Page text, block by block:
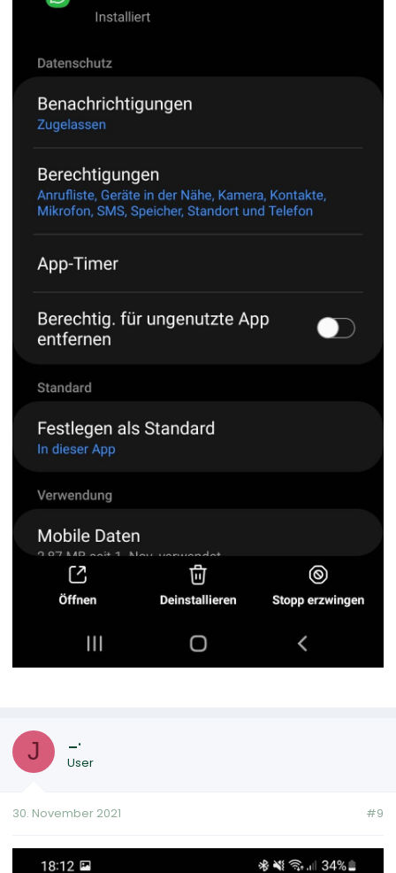
J _.
User
30. November 2021 #9